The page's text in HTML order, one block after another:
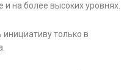
на более высоких уровнях.
инициативу только в